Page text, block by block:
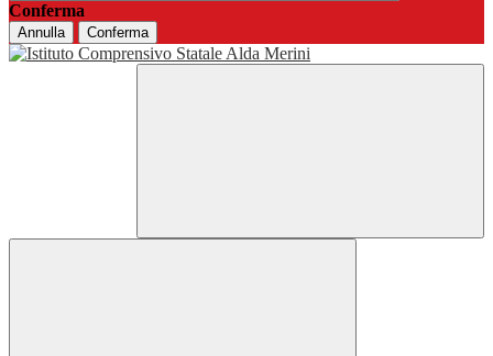
Conferma
Annulla Conferma